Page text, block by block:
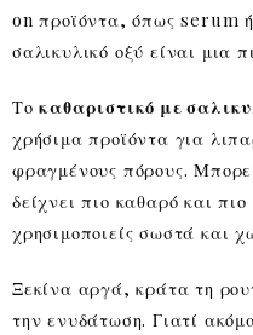
on προϊόντα, όπως serum
σαλικυλικό οξύ είναι μια
Τοκαθαριστικό με
χρήσιμα προϊόντα για
φραγμένους πόρους.
δείχνει πιο καθαρό και
χρησιμοποιείς σωστά και
Ξεκίνα αργά, κράτα τη
την ενυδάτωση. Γιατί